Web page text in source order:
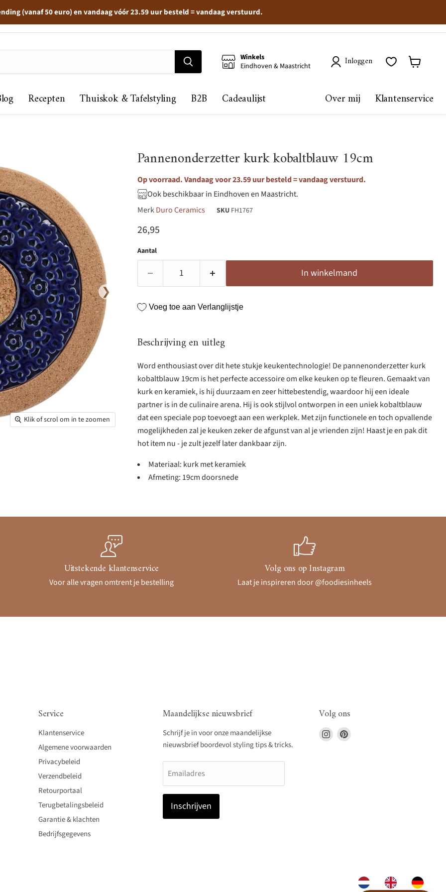
(vanaf 50 euro) en vandaag vóór 23.59 uur besteld = vandaag verstuurd.
Winkels
Eindhoven & Maastricht
Inloggen
Recepten Thuiskok & Tafelstyling B2B Cadeaulijst Over mij Klantenservice
Klik of scrol om in te zoomen
❯
Pannenonderzetter kurk kobaltblauw 19cm
Op voorraad. Vandaag voor 23.59 uur besteld = vandaag verstuurd.
Ook beschikbaar in Eindhoven en Maastricht.
MerkDuro Ceramics SKU FH1767
Huidige prijs
26,95
Aantal
In winkelmand
Voeg toe aan Verlanglijstje
Beschrijving en uitleg
Word enthousiast over dit hete stukje keukentechnologie! De pannenonderzetter kurk
kobaltblauw 19cm is het perfecte accessoire om elke keuken op te fleuren. Gemaakt van
kurk en keramiek, is hij duurzaam en zeer hittebestendig, waardoor hij een ideale
partner is in de culinaire arena. Hij is ook stijlvol ontworpen in een uniek kobaltblauw
dat een speciale pop toevoegt aan een werkplek. Met zijn functionele en toch opvallende
mogelijkheden zal je keuken zeker de afgunst van al je vrienden zijn! Haast je en pak dit
hot item nu - je zult jezelf later dankbaar zijn.
Materiaal: kurk met keramiek
Afmeting: 19cm doorsnede
Uitstekende klantenservice
Voor alle vragen omtrent je bestelling
Volg ons op Instagram
Laat je inspireren door @foodiesinheels
Service
Klantenservice
Algemene voorwaarden
Privacybeleid
Verzendbeleid
Retourportaal
Terugbetalingsbeleid
Garantie & klachten
Bedrijfsgegevens
Maandelijkse nieuwsbrief
Schrijf je in voor onze maandelijkse
nieuwsbrief boordevol styling tips & tricks.
Emailadres
Inschrijven
Volg ons
Vind
ons
Vind